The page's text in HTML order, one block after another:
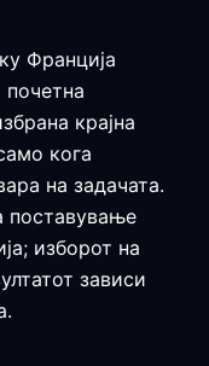
Франција
крајна
кога
на задачата.
поставување
изборот на
зависи